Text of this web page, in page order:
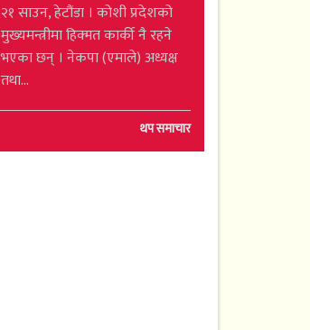
२१ साउन, हेटौंडा । कोशी प्रदेशको
मुख्यमन्त्रीमा हिक्मत कार्की नै रहने
भएका छन् । नेकपा (एमाले) अध्यक्ष
तथा...
थप समाचार